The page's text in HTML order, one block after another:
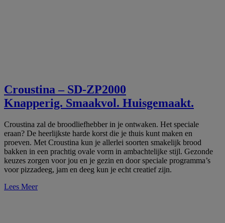
Croustina – SD-ZP2000
Knapperig. Smaakvol. Huisgemaakt.
Croustina zal de broodliefhebber in je ontwaken. Het speciale
eraan? De heerlijkste harde korst die je thuis kunt maken en
proeven. Met Croustina kun je allerlei soorten smakelijk brood
bakken in een prachtig ovale vorm in ambachtelijke stijl. Gezonde
keuzes zorgen voor jou en je gezin en door speciale programma’s
voor pizzadeeg, jam en deeg kun je echt creatief zijn.
Lees Meer